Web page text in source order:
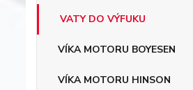
VATY DO VÝFUKU
VÍKA MOTORU BOYESEN
VÍKA MOTORU HINSON